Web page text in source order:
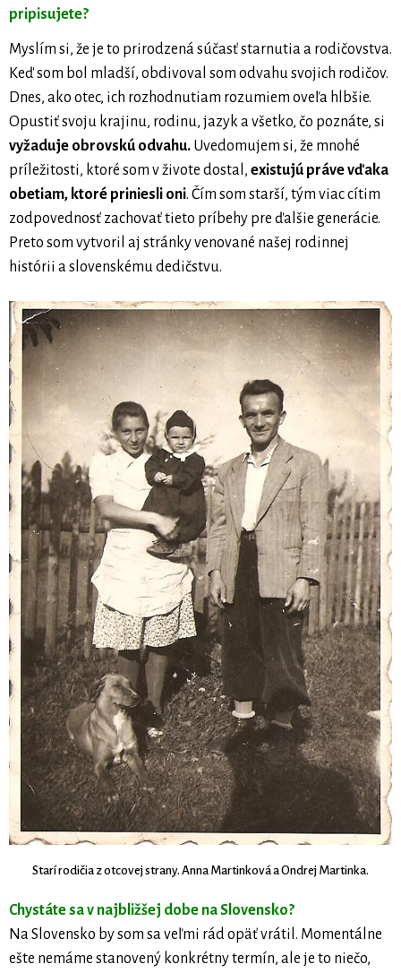
pripisujete?
Myslím si, že je to prirodzená súčasť starnutia a rodičovstva.
Keď som bol mladší, obdivoval som odvahu svojich rodičov.
Dnes, ako otec, ich rozhodnutiam rozumiem oveľa hlbšie.
Opustiť svoju krajinu, rodinu, jazyk a všetko, čo poznáte, si
vyžaduje obrovskú odvahu. Uvedomujem si, že mnohé
príležitosti, ktoré som v živote dostal, existujú práve vďaka
obetiam, ktoré priniesli oni. Čím som starší, tým viac cítim
zodpovednosť zachovať tieto príbehy pre ďalšie generácie.
Preto som vytvoril aj stránky venované našej rodinnej
histórii a slovenskému dedičstvu.
Starí rodičia z otcovej strany. Anna Martinková a Ondrej Martinka.
Chystáte sa v najbližšej dobe na Slovensko?
Na Slovensko by som sa veľmi rád opäť vrátil. Momentálne
ešte nemáme stanovený konkrétny termín, ale je to niečo,